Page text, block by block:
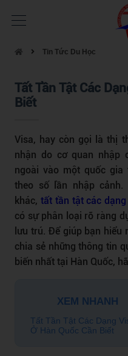
Tin Tức Du Học
Tất Tần Tật Các
Biết
Visa, hay còn gọi là thị
nhận do cơ quan nhập
ngoài vào một quốc
theo số lần nhập cảnh.
khác, tất tần tật các
có sự phân loại rõ ràng
lưu trú. Để giúp bạn hiểu
chia sẻ những thông tin
biến nhất tại Hàn Quốc,
XEM NHANH
Tất Tần Tật Các Dạng
Ở Hàn Quốc Cần Biết